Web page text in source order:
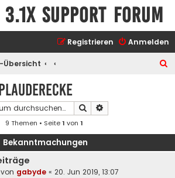
Support Forum
Anmelden
Registrieren
Übersicht
Suche
9 Themen • Seite1 von 1
Bekanntmachungen
gabyde « 20. Jun 2019, 13:07